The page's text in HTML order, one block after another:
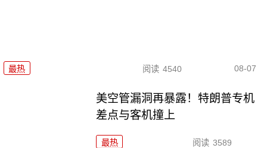
最热 阅读 4540 08-07
美空管漏洞再暴露！特朗普专机
差点与客机撞上
最热 阅读 3589